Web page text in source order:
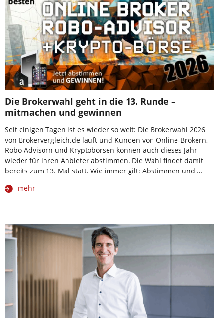
Die Brokerwahl geht in die 13. Runde –
mitmachen und gewinnen
Seit einigen Tagen ist es wieder so weit: Die Brokerwahl 2026
von Brokervergleich.de läuft und Kunden von Online-Brokern,
Robo-Advisorn und Kryptobörsen können auch dieses Jahr
wieder für ihren Anbieter abstimmen. Die Wahl findet damit
bereits zum 13. Mal statt. Wie immer gilt: Abstimmen und …
mehr